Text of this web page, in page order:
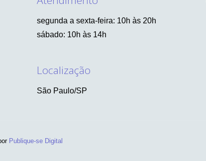
segunda a sexta-feira: 10h às 20h
sábado: 10h às 14h
Localização
São Paulo/SP
Publique-se Digital